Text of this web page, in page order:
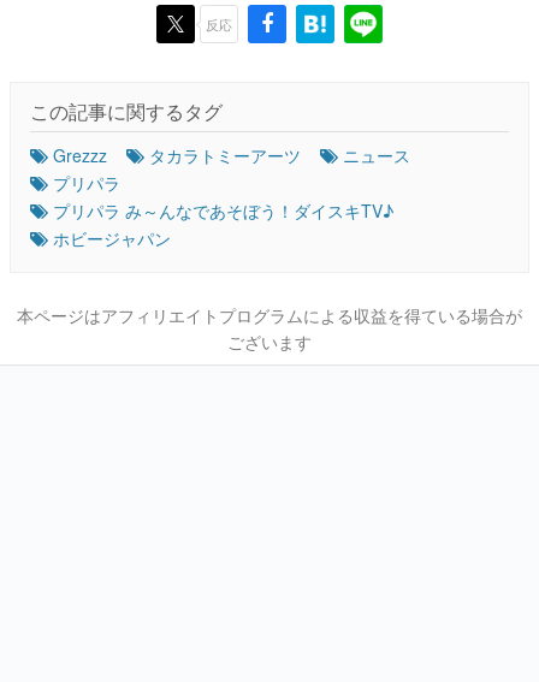
反応
この記事に関するタグ
Grezzz タカラトミーアーツ
ニュース
プリパラ
プリパラ み～んなであそぼう！ダイスキTV♪
ホビージャパン
本ページはアフィリエイトプログラムによる収益を得ている場合が
ございます